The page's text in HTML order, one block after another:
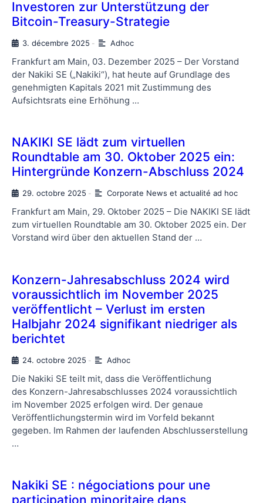
Investoren zur Unterstützung der
Bitcoin-Treasury-Strategie
3. décembre 2025 - Adhoc
Frankfurt am Main, 03. Dezember 2025 – Der Vorstand
der Nakiki SE („Nakiki“), hat heute auf Grundlage des
genehmigten Kapitals 2021 mit Zustimmung des
Aufsichtsrats eine Erhöhung …
NAKIKI SE lädt zum virtuellen
Roundtable am 30. Oktober 2025 ein:
Hintergründe Konzern-Abschluss 2024
29. octobre 2025 - Corporate News et actualité ad hoc
Frankfurt am Main, 29. Oktober 2025 – Die NAKIKI SE lädt
zum virtuellen Roundtable am 30. Oktober 2025 ein. Der
Vorstand wird über den aktuellen Stand der …
Konzern-Jahresabschluss 2024 wird
voraussichtlich im November 2025
veröffentlicht – Verlust im ersten
Halbjahr 2024 signifikant niedriger als
berichtet
24. octobre 2025 - Adhoc
Die Nakiki SE teilt mit, dass die Veröffentlichung
des Konzern-Jahresabschlusses 2024 voraussichtlich
im November 2025 erfolgen wird. Der genaue
Veröffentlichungstermin wird im Vorfeld bekannt
gegeben. Im Rahmen der laufenden Abschlusserstellung
…
Nakiki SE : négociations pour une
participation minoritaire dans